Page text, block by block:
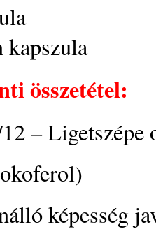
kapszula
összetétel:
–
képesség